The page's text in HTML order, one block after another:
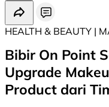
HEALTH & BEAUTY |
Bibir On Point
Upgrade
Product dari